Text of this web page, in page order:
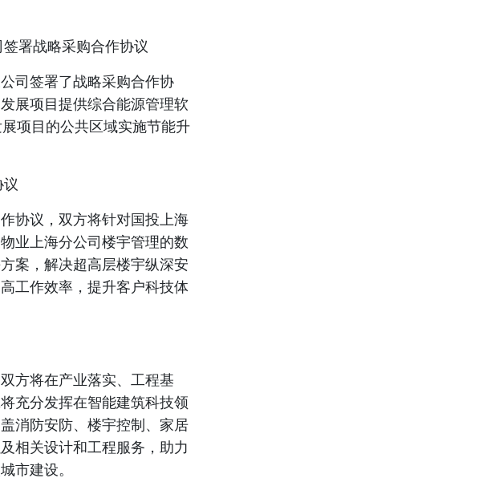
署战略采购合作协议
司签署了战略采购合作协
展项目提供综合能源管理软
项目的公共区域实施节能升
协议，双方将针对国投上海
业上海分公司楼宇管理的数
案，解决超高层楼宇纵深安
工作效率，提升客户科技体
方将在产业落实、工程基
充分发挥在智能建筑科技领
消防安防、楼宇控制、家居
相关设计和工程服务，助力
市建设。